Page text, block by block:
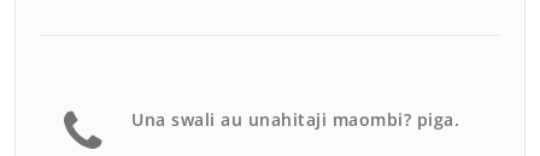
Una swali au unahitaji maombi? piga.